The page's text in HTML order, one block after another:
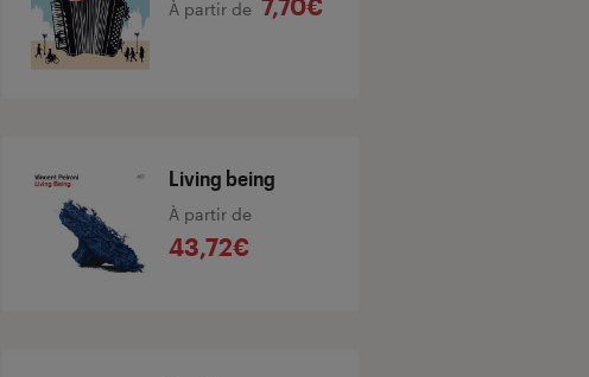
À partir de 7,70€
Living being
À partir de
43,72€